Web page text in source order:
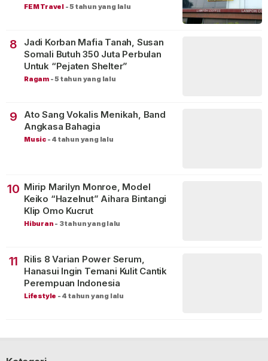
FEM Travel -5 tahun yang lalu
8
Jadi Korban Mafia Tanah, Susan
Somali Butuh 350 Juta Perbulan
Untuk “Pejaten Shelter”
Ragam -5 tahun yang lalu
9
Ato Sang Vokalis Menikah, Band
Angkasa Bahagia
Music - 4 tahun yang lalu
10 Mirip Marilyn Monroe, Model
Keiko “Hazelnut” Aihara Bintangi
Klip Omo Kucrut
Hiburan - 3 tahun yang lalu
11
Rilis 8 Varian Power Serum,
Hanasui Ingin Temani Kulit Cantik
Perempuan Indonesia
Lifestyle - 4 tahun yang lalu